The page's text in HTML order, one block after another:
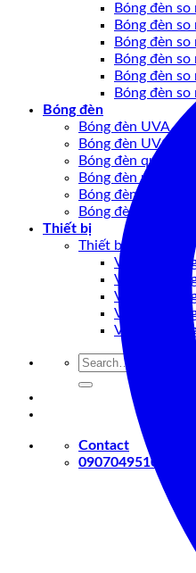
Bóng đèn so
Bóng đèn
Bóng đèn
Bóng đèn
Bóng đèn so
Bóng đèn so
Bóng đèn
Bóng đèn UVA
Bóng đèn UVC
Bóng đèn quang
Bóng đèn nội soi
Bóng đèn Ô TÔ
Bóng đèn khác
Thiết bị
Thiết bị may mặc
Vật tư thử
Vật tư thử
Vật tư thử
Vật tư thử
Vật tư thử
Search
Contact
0907049510